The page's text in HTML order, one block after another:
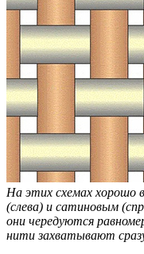
На этих схемах хорошо
(слева) и сатиновым
они чередуются
нити захватывают